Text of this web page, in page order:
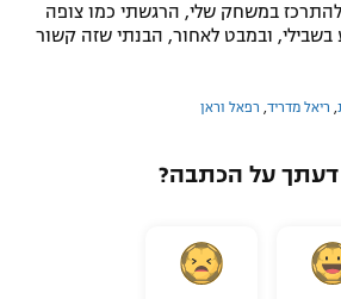
במשחק שלי, הרגשתי כמו צופה
ובמבט לאחור, הבנתי שזה קשור
ריאל מדריד רפאל וראן
על הכתבה?